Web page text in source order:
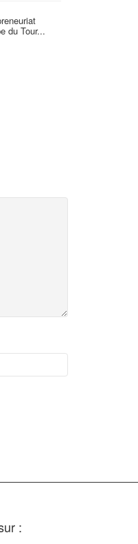
du Tour...
: